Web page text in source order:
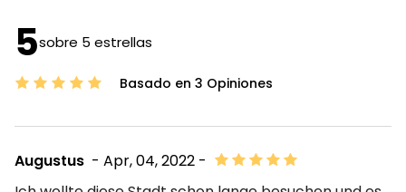
5sobre 5 estrellas
Basado en 3 Opiniones
- Apr, 04, 2022 -
Augustus